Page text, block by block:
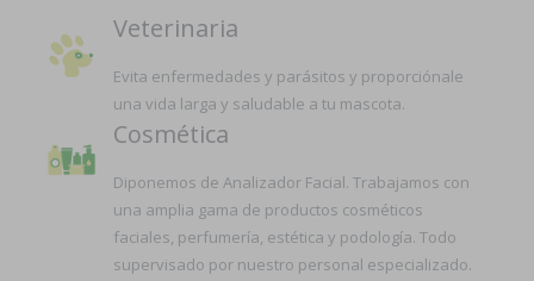
Veterinaria
Evita enfermedades y parásitos y proporciónale
una vida larga y saludable a tu mascota.
Cosmética
Diponemos de Analizador Facial. Trabajamos con
una amplia gama de productos cosméticos
faciales, perfumería, estética y podología. Todo
supervisado por nuestro personal especializado.